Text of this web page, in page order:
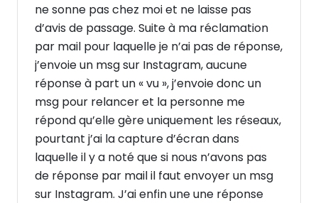
ne sonne pas chez moi et ne laisse pas
d’avis de passage. Suite à ma réclamation
par mail pour laquelle je n’ai pas de réponse,
j’envoie un msg sur Instagram, aucune
réponse à part un « vu », j’envoie donc un
msg pour relancer et la personne me
répond qu’elle gère uniquement les réseaux,
pourtant j’ai la capture d’écran dans
laquelle il y a noté que si nous n’avons pas
de réponse par mail il faut envoyer un msg
sur Instagram. J’ai enfin une une réponse